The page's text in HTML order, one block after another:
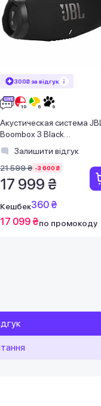
300₴ за відгук
Акустическая система JBL
Boombox 3 Black
(JBLBOOMBOX3BLKEP)
Залишити відгук
21 599 ₴ -3 600 ₴
17 999 ₴
Кешбек360 ₴
17 099 ₴по промокоду